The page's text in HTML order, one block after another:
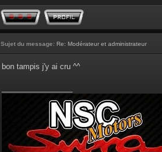
Sujet du message: Re: Modérateur et administrateur
bon tampis j'y ai cru ^^